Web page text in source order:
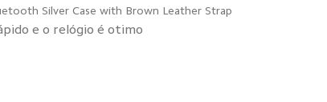
Silver Case with Brown Leather Strap
e o relógio é otimo